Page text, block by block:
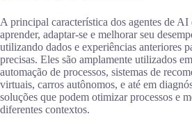
A principal característica dos agentes de AI
aprender, adaptar-se e melhorar seu
utilizando dados e experiências anteriores
precisas. Eles são amplamente utilizados
automação de processos, sistemas de
virtuais, carros autônomos, e até em
soluções que podem otimizar processos e
diferentes contextos.